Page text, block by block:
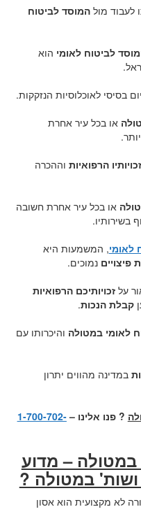
לעבוד מולהמוסד לביטוח
לביטוח לאומי הוא
בסיסי לאוכלוסיות הנזקקות.
או בכל עיר אחרת
זכויותיו הרפואיות וההכרה
או בכל עיר אחרת חשובה
לאומי, המשמעות היא
פיצויים נמוכים.
עלזכויותיכם הרפואיות
קבלת הנכות.
לאומי במטולה והיכרותו עם
במדינה מהווים יתרון
? פנו אלינו –1-700-702-
במטולה – מדוע
במטולה ?
לא מקצועית הוא אסון